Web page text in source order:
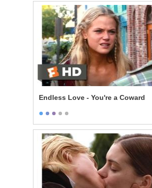
Endless Love - You're a Coward